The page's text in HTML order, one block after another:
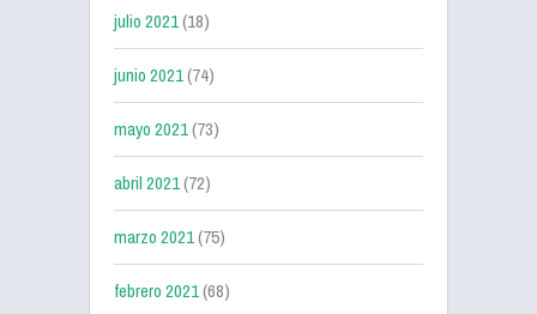
julio 2021(18)
junio 2021(74)
mayo 2021(73)
abril 2021(72)
marzo 2021(75)
febrero 2021(68)